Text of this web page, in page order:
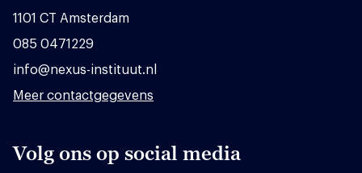
1101 CT Amsterdam
085 0471229
info@nexus-instituut.nl
Meer contactgegevens
Volg ons op social media